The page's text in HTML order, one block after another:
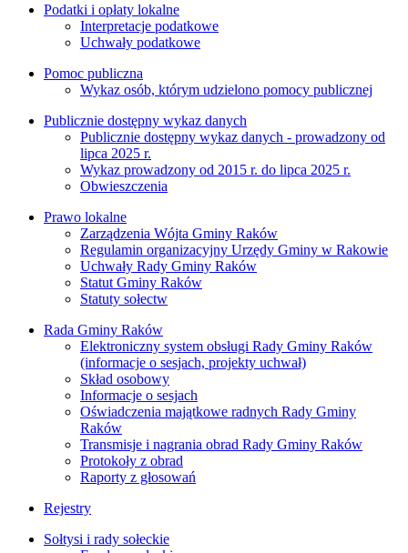
Podatki i opłaty lokalne
Interpretacje podatkowe
Uchwały podatkowe
Pomoc publiczna
Wykaz osób, którym udzielono pomocy publicznej
Publicznie dostępny wykaz danych
Publicznie dostępny wykaz danych - prowadzony od
lipca 2025 r.
Wykaz prowadzony od 2015 r. do lipca 2025 r.
Obwieszczenia
Prawo lokalne
Zarządzenia Wójta Gminy Raków
Regulamin organizacyjny Urzędy Gminy w Rakowie
Uchwały Rady Gminy Raków
Statut Gminy Raków
Statuty sołectw
Rada Gminy Raków
Elektroniczny system obsługi Rady Gminy Raków
(informacje o sesjach, projekty uchwał)
Skład osobowy
Informacje o sesjach
Oświadczenia majątkowe radnych Rady Gminy
Raków
Transmisje i nagrania obrad Rady Gminy Raków
Protokoły z obrad
Raporty z głosowań
Rejestry
Sołtysi i rady sołeckie